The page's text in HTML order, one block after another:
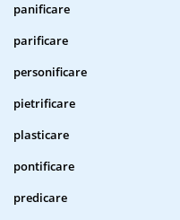
panificare
parificare
personificare
pietrificare
plasticare
pontificare
predicare